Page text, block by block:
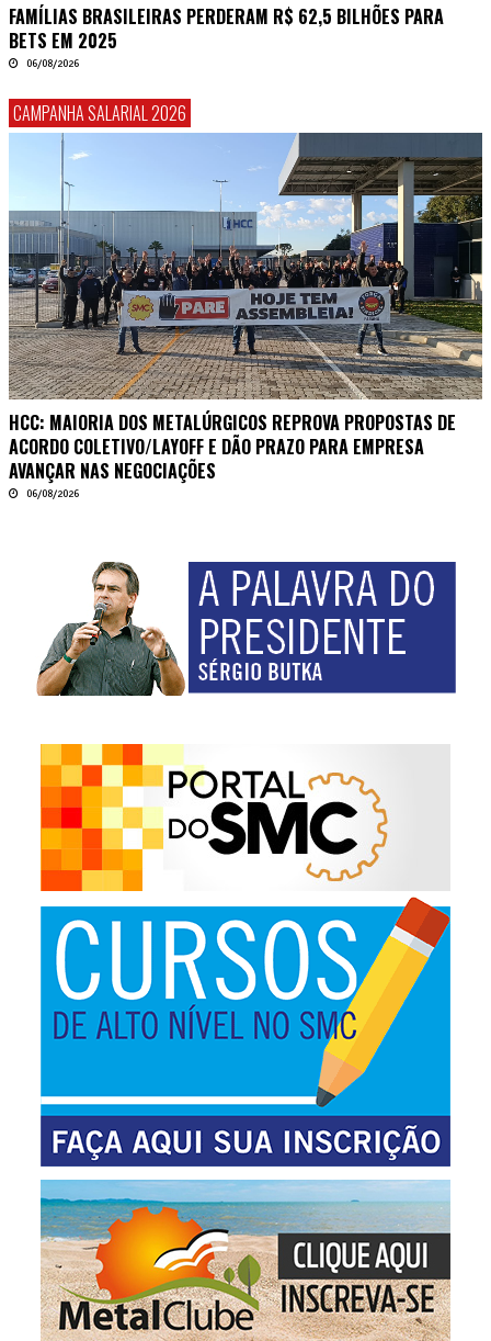
FAMÍLIAS BRASILEIRAS PERDERAM R$ 62,5 BILHÕES PARA
BETS EM 2025
06/08/2026
CAMPANHA SALARIAL 2026
HCC: MAIORIA DOS METALÚRGICOS REPROVA PROPOSTAS DE
ACORDO COLETIVO/LAYOFF E DÃO PRAZO PARA EMPRESA
AVANÇAR NAS NEGOCIAÇÕES
06/08/2026